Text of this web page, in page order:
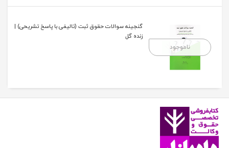
ناموجود
گنجینه سوالات حقوق ثبت (تالیفی با پاسخ تشریحی) |
زنده گل